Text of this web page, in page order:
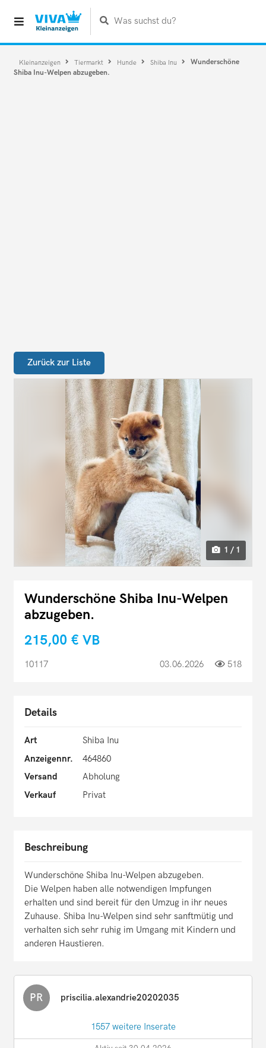
Was suchst du?
Kleinanzeigen Tiermarkt Hunde Shiba Inu
Wunderschöne
Shiba Inu-Welpen abzugeben.
Zurück zur Liste
1 / 1
Wunderschöne Shiba Inu-Welpen
abzugeben.
215,00 € VB
10117 03.06.2026 518
Details
Art
Shiba Inu
Anzeigennr.
464860
Versand
Abholung
Verkauf
Privat
Beschreibung
Wunderschöne Shiba Inu-Welpen abzugeben.
Die Welpen haben alle notwendigen Impfungen
erhalten und sind bereit für den Umzug in ihr neues
Zuhause. Shiba Inu-Welpen sind sehr sanftmütig und
verhalten sich sehr ruhig im Umgang mit Kindern und
anderen Haustieren.
PR priscilia.alexandrie20202035
1557 weitere Inserate